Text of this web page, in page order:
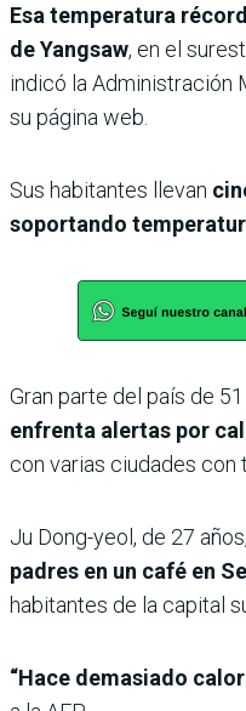
Esa temperatura
de Yangsaw, en el
indicó la Administración
su página web.
Sus habitantes llevan
soportando
Gran parte del país de
enfrenta alertas por
con varias ciudades con
Ju Dong-yeol, de 27 años,
padres en un café en
habitantes de la capital
“Hace demasiado